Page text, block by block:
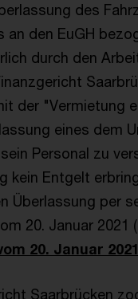
des
an den EuGH
durch den
der "Vermietung
eines dem
Personal zu
kein Entgelt
Überlassung per
20. Januar 2021
20. Januar 2021
Saarbrücken